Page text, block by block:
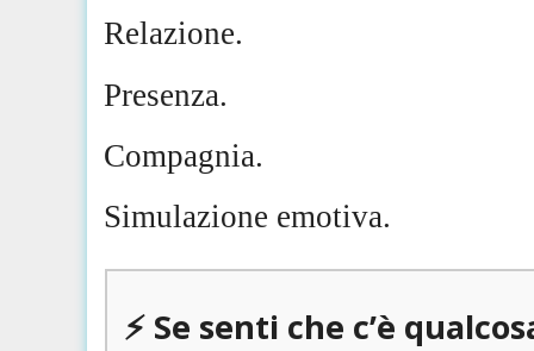
Relazione.
Presenza.
Compagnia.
Simulazione emotiva.
⚡️ Se senti che c’è